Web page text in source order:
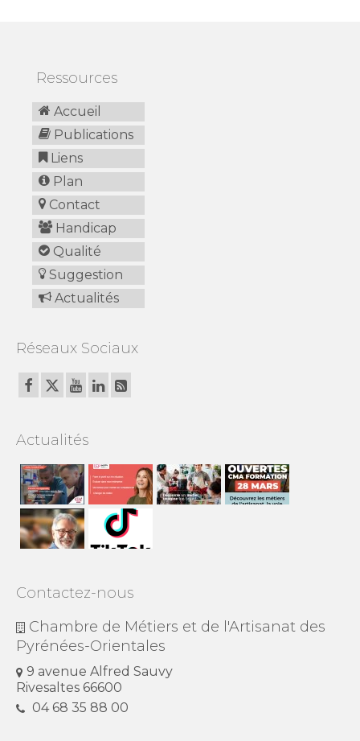
Ressources
Accueil
Publications
Liens
Plan
Contact
Handicap
Qualité
Suggestion
Actualités
Réseaux Sociaux
Actualités
Contactez-nous
Chambre de Métiers et de l'Artisanat des
Pyrénées-Orientales
9 avenue Alfred Sauvy
Rivesaltes 66600
04 68 35 88 00